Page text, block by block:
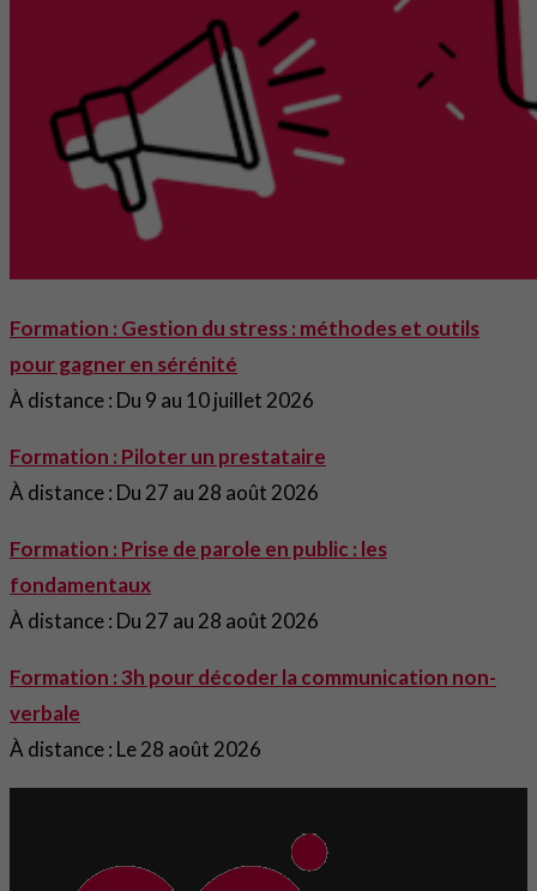
Formation : Gestion du stress : méthodes et outils
pour gagner en sérénité
À distance : Du 9 au 10 juillet 2026
Formation : Piloter un prestataire
À distance : Du 27 au 28 août 2026
Formation : Prise de parole en public : les
fondamentaux
À distance : Du 27 au 28 août 2026
Formation : 3h pour décoder la communication non-
verbale
À distance : Le 28 août 2026